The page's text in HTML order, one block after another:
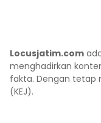
Locusjatim.com
menghadirkan
fakta. Dengan tetap
(KEJ).